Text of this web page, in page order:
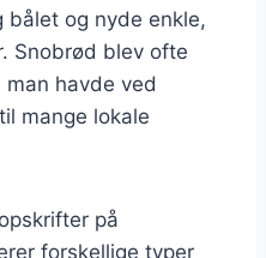
bålet og nyde enkle,
Snobrød blev ofte
havde ved
mange lokale
på
forskellige typer